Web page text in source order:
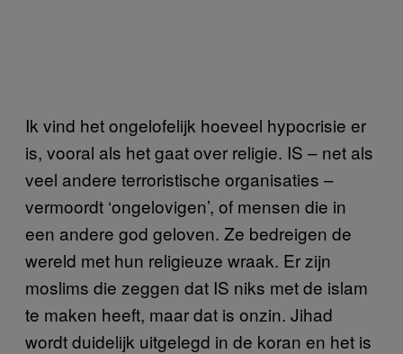
Ik vind het ongelofelijk hoeveel hypocrisie er
is, vooral als het gaat over religie. IS – net als
veel andere terroristische organisaties –
vermoordt ‘ongelovigen’, of mensen die in
een andere god geloven. Ze bedreigen de
wereld met hun religieuze wraak. Er zijn
moslims die zeggen dat IS niks met de islam
te maken heeft, maar dat is onzin. Jihad
wordt duidelijk uitgelegd in de koran en het is